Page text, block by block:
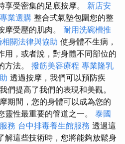
享受密集的足底按摩。 新店安
業選購 整合式氣墊包圍您的整
摩受壓的肌肉。 耐用洗碗槽推
關法律與協助 使身體不生病，
用，或者說，對身體不同部位的
方法。 撥筋美容療程 專業隆乳
透過按摩，我們可以預防疾
們提高了我們的表現和美觀。
期間，您的身體可以成為您的
靈性最重要的管道之一。 泰國
務 台中排毒養生館服務 透過這
解這些技術時，您將能夠放鬆身